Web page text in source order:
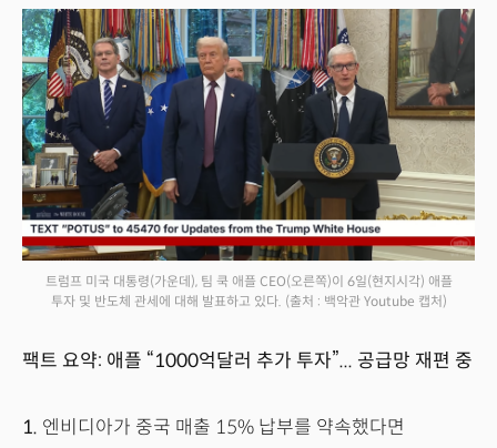
트럼프 미국 대통령(가운데), 팀 쿡 애플 CEO(오른쪽)이 6일(현지시각) 애플
투자 및 반도체 관세에 대해 발표하고 있다. (출처 : 백악관 Youtube 캡처)
팩트 요약: 애플 “1000억달러 추가 투자”... 공급망 재편 중
1. 엔비디아가 중국 매출 15% 납부를 약속했다면